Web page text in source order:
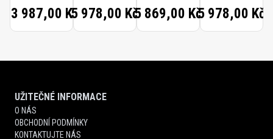
13 987,00 Kč5 978,00 Kč5 869,00 Kč5 978,00 Kč
UŽITEČNÉ INFORMACE
O NÁS
OBCHODNÍ PODMÍNKY
KONTAKTUJTE NÁS